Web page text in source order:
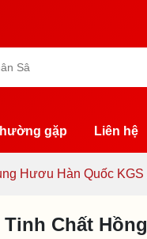
gặp Liên hệ
Hươu Hàn Quốc
Chất